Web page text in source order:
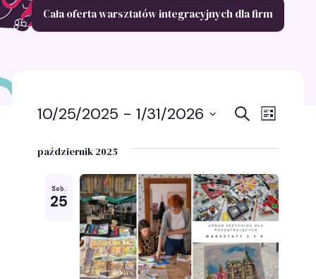
Cała oferta warsztatów integracyjnych dla firm
po
i
SzukajLista
10/25/2025 - 1/31/2026
październik 2025
Sob.
25